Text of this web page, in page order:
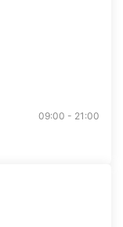
09:00 - 21:00